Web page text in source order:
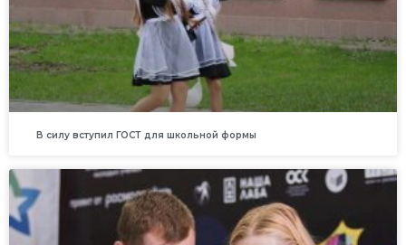
В силу вступил ГОСТ для школьной формы